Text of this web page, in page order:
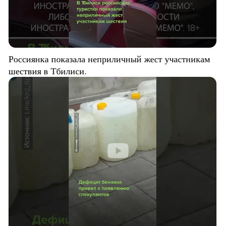
Россиянка показала неприличный жест участникам
шествия в Тбилиси.